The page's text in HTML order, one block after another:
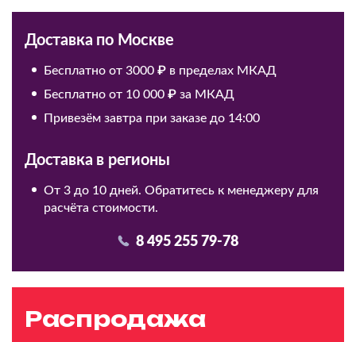
Доставка по Москве
Бесплатно от 3000 ₽ в пределах МКАД
Бесплатно от 10 000 ₽ за МКАД
Привезём завтра при заказе до 14:00
Доставка в регионы
От 3 до 10 дней. Обратитесь к менеджеру для
расчёта стоимости.
8 495 255 79-78
Распродажа